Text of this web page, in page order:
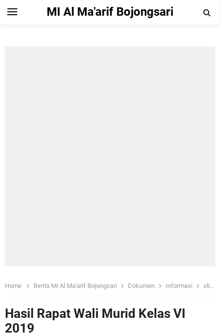
MI Al Ma'arif Bojongsari
Home Berita MI Al Ma'arif Bojongsari Dokumen Informasi slide
Hasil Rapat Wali Murid Kelas VI
2019